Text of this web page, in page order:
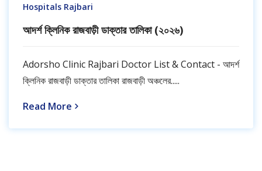
Hospitals Rajbari
আদর্শ ক্লিনিক রাজবাড়ী ডাক্তার তালিকা (২০২৬)
Adorsho Clinic Rajbari Doctor List & Contact - আদর্শ
ক্লিনিক রাজবাড়ী ডাক্তার তালিকা রাজবাড়ী অঞ্চলের.....
Read More